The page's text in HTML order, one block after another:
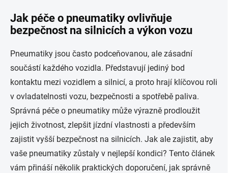
Jak péče o pneumatiky ovlivňuje
bezpečnost na silnicích a výkon vozu
Pneumatiky jsou často podceňovanou, ale zásadní
součástí každého vozidla. Představují jediný bod
kontaktu mezi vozidlem a silnicí, a proto hrají klíčovou roli
v ovladatelnosti vozu, bezpečnosti a spotřebě paliva.
Správná péče o pneumatiky může výrazně prodloužit
jejich životnost, zlepšit jízdní vlastnosti a především
zajistit vyšší bezpečnost na silnicích. Jak ale zajistit, aby
vaše pneumatiky zůstaly v nejlepší kondici? Tento článek
vám přináší několik praktických doporučení, jak správně